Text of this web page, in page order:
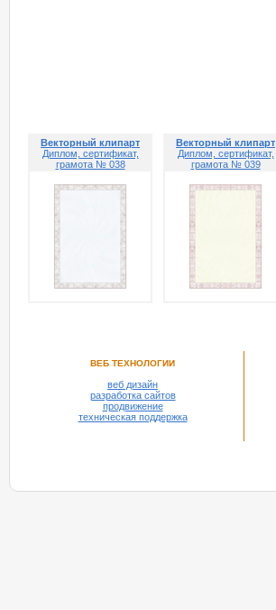
Векторный клипарт
Диплом, сертификат,
грамота № 038
Векторный клипарт
Диплом, сертификат,
грамота № 039
ВЕБ ТЕХНОЛОГИИ
веб дизайн
разработка сайтов
продвижение
техническая поддержка